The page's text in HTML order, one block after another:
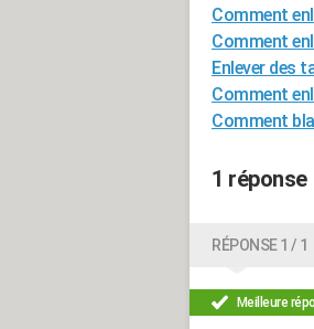
Comment
Comment
Enlever des
Comment
Comment
1 réponse
RÉPONSE 1 / 1
Meilleure